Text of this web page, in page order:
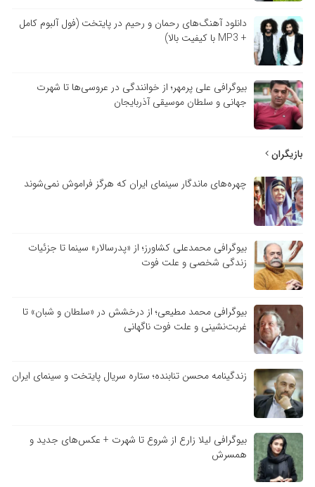
دانلود آهنگ‌های رحمان و رحیم در پایتخت (فول آلبوم کامل
+ MP3 با کیفیت بالا)
بیوگرافی علی پرمهر؛ از خوانندگی در عروسی‌ها تا شهرت
جهانی و سلطان موسیقی آذربایجان
بازیگران
چهره‌های ماندگار سینمای ایران که هرگز فراموش نمی‌شوند
بیوگرافی محمدعلی کشاورز؛ از «پدرسالار» سینما تا جزئیات
زندگی شخصی و علت فوت
بیوگرافی محمد مطیعی؛ از درخشش در «سلطان و شبان» تا
غربت‌نشینی و علت فوت ناگهانی
زندگینامه محسن تنابنده؛ ستاره سریال پایتخت و سینمای ایران
بیوگرافی لیلا زارع از شروع تا شهرت + عکس‌های جدید و
همسرش